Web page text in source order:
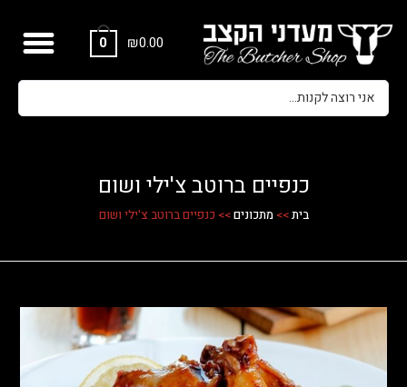
₪0.00
0
כנפיים ברוטב צ'ילי ושום
בית>>מתכונים>> כנפיים ברוטב צ'ילי ושום